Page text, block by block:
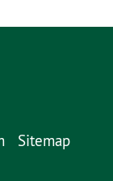
Sitemap